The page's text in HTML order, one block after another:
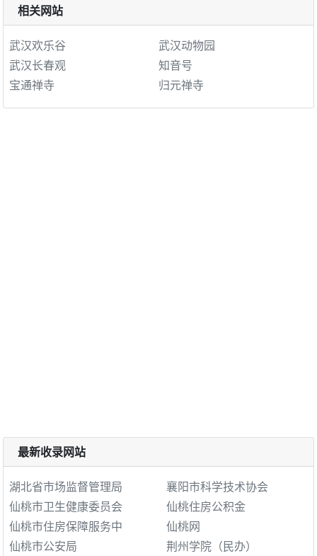
相关网站
武汉欢乐谷
武汉动物园
武汉长春观
知音号
宝通禅寺
归元禅寺
最新收录网站
湖北省市场监督管理局
襄阳市科学技术协会
仙桃市卫生健康委员会
仙桃住房公积金
仙桃市住房保障服务中
仙桃网
仙桃市公安局
荆州学院（民办）